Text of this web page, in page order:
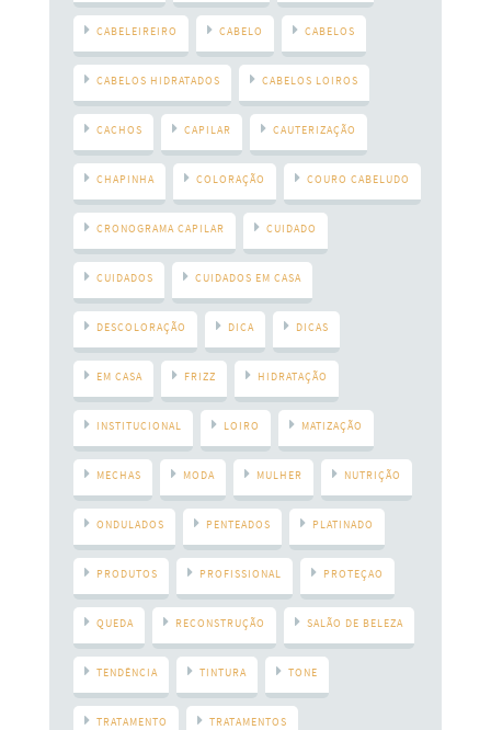
CABELEIREIRO CABELO CABELOS
CABELOS HIDRATADOS CABELOS LOIROS
CACHOS CAPILAR CAUTERIZAÇÃO
CHAPINHA COLORAÇÃO COURO CABELUDO
CRONOGRAMA CAPILAR CUIDADO
CUIDADOS CUIDADOS EM CASA
DESCOLORAÇÃO DICA DICAS
EM CASA FRIZZ HIDRATAÇÃO
INSTITUCIONAL LOIRO MATIZAÇÃO
MECHAS MODA MULHER NUTRIÇÃO
ONDULADOS PENTEADOS PLATINADO
PRODUTOS PROFISSIONAL PROTEÇAO
QUEDA RECONSTRUÇÃO SALÃO DE BELEZA
TENDÊNCIA TINTURA TONE
TRATAMENTO TRATAMENTOS